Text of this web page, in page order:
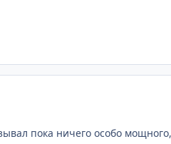
пока ничего особо